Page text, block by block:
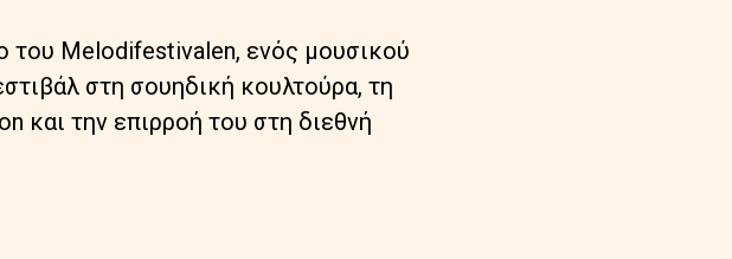
του Melodifestivalen, ενός μουσικού
στη σουηδική κουλτούρα, τη
και την επιρροή του στη διεθνή